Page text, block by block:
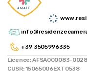
+39 3505996335
Licence: AFSA000083-0028
CUSR: 15065006EXT0538